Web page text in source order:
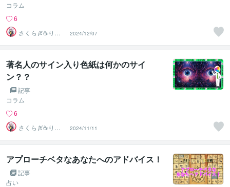
コラム
6
さくらぎ☕りょ
う⛎癒やし電話
相談サロン
2024/12/07
著名人のサイン入り色紙は何かのサイ
ン？？
記事
コラム
6
さくらぎ☕りょ
う⛎癒やし電話
相談サロン
2024/11/11
アプローチベタなあなたへのアドバイス！
記事
占い